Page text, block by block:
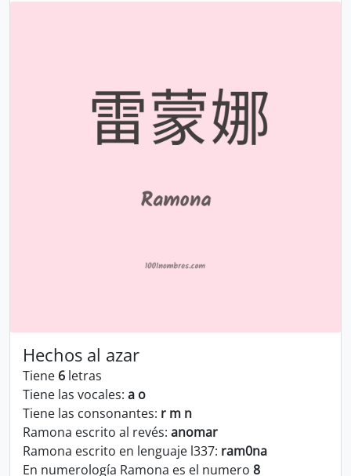
Hechos al azar
Tiene 6 letras
Tiene las vocales: a o
Tiene las consonantes: r m n
Ramona escrito al revés: anomar
Ramona escrito en lenguaje l337: ram0na
En numerología Ramona es el numero 8